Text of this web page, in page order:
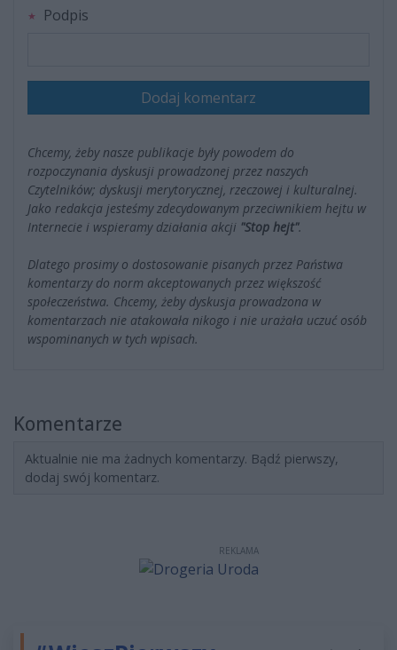
Podpis
Dodaj komentarz
Chcemy, żeby nasze publikacje były powodem do
rozpoczynania dyskusji prowadzonej przez naszych
Czytelników; dyskusji merytorycznej, rzeczowej i kulturalnej.
Jako redakcja jesteśmy zdecydowanym przeciwnikiem hejtu w
Internecie i wspieramy działania akcji "Stop hejt".
Dlatego prosimy o dostosowanie pisanych przez Państwa
komentarzy do norm akceptowanych przez większość
społeczeństwa. Chcemy, żeby dyskusja prowadzona w
komentarzach nie atakowała nikogo i nie urażała uczuć osób
wspominanych w tych wpisach.
Komentarze
Aktualnie nie ma żadnych komentarzy. Bądź pierwszy,
dodaj swój komentarz.
REKLAMA